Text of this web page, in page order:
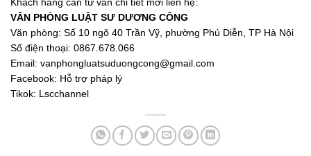
VĂN PHÒNG LUẬT SƯ DƯƠNG CÔNG
Văn phòng: Số 10 ngõ 40 Trần Vỹ, phường Phú Diễn, TP Hà Nội
Số điện thoại: 0867.678.066
Email: vanphongluatsuduongcong@gmail.com
Facebook: Hỗ trợ pháp lý
Tikok: Lscchannel